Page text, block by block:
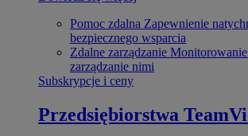
Pomoc zdalna Zapewnienie
bezpiecznego wsparcia
Zdalne zarządzanie
zarządzanie nimi
Subskrypcje i ceny
Przedsiębiorstwa